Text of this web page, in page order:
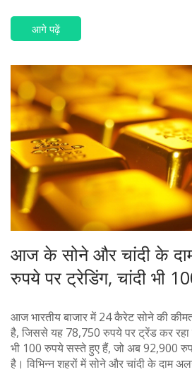
आगे पढ़ें
आज के सोने और चांदी के
रुपये पर ट्रेडिंग, चांदी भी
आज भारतीय बाजार में 24 कैरेट सोने की
है, जिससे यह 78,750 रुपये पर ट्रेंड कर रहा
भी 100 रुपये सस्ते हुए हैं, जो अब 92,900
है। विभिन्न शहरों में सोने और चांदी के दाम